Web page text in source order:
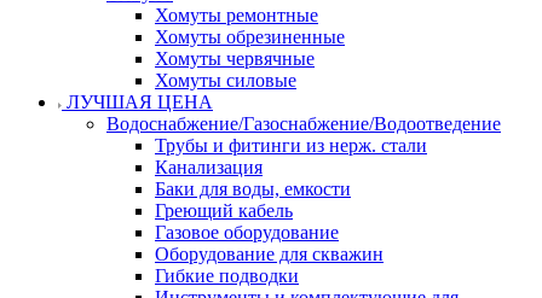
Хомуты ремонтные
Хомуты обрезиненные
Хомуты червячные
Хомуты силовые
ЛУЧШАЯ ЦЕНА
Водоснабжение/Газоснабжение/Водоотведение
Трубы и фитинги из нерж. стали
Канализация
Баки для воды, емкости
Греющий кабель
Газовое оборудование
Оборудование для скважин
Гибкие подводки